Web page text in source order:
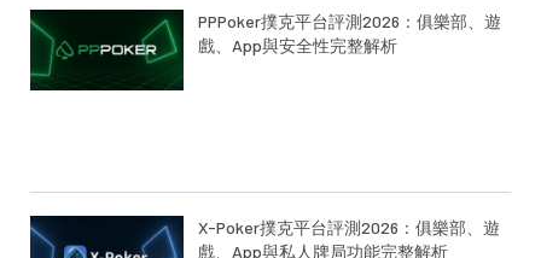
PPPoker撲克平台評測2026：俱樂部、遊
戲、App與安全性完整解析
X-Poker撲克平台評測2026：俱樂部、遊
戲、App與私人牌局功能完整解析